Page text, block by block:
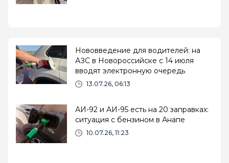
Нововведение для водителей: на
АЗС в Новороссийске с 14 июля
вводят электронную очередь
13.07.26, 06:13
АИ-92 и АИ-95 есть на 20 заправках:
ситуация с бензином в Анапе
10.07.26, 11:23